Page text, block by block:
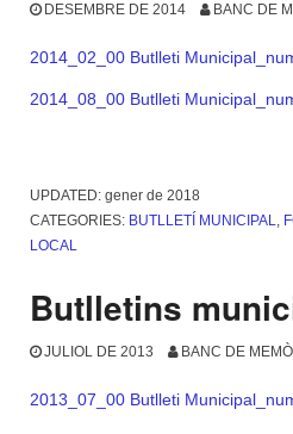
DESEMBRE DE 2014 BANC DE
2014_02_00 Butlleti
2014_08_00 Butlleti
UPDATED: gener de 2018
CATEGORIES: BUTLLETÍ MUNICIPAL,
LOCAL
Butlletins
JULIOL DE 2013 BANC DE
2013_07_00 Butlleti